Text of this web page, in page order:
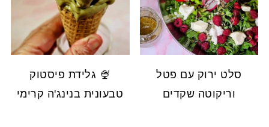
סלט ירוק עם פטל
וריקוטה שקדים
🍨 גלידת פיסטוק
טבעונית בנינג'ה קרימי